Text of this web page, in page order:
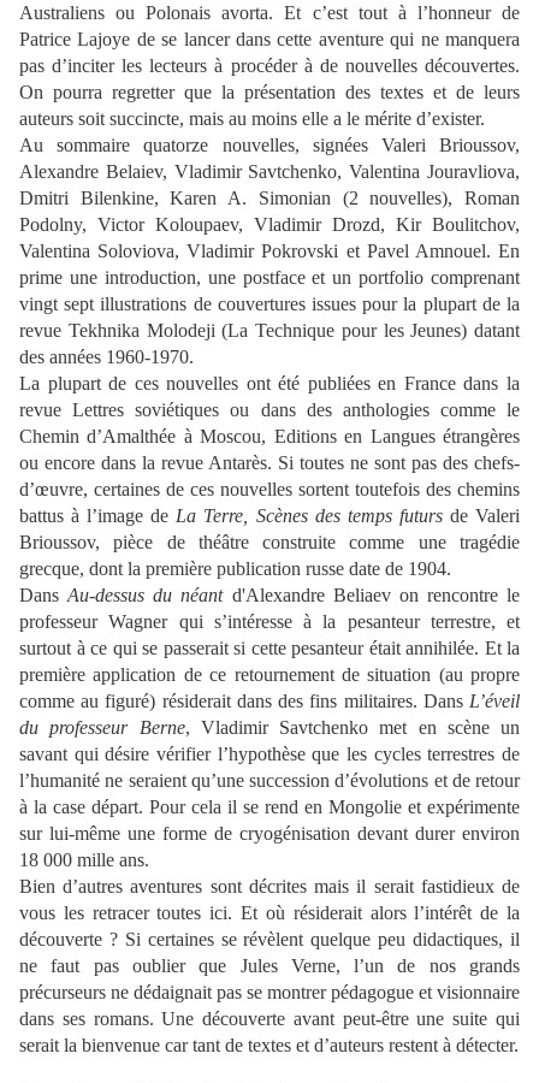
Australiens ou Polonais avorta. Et c’est tout à l’honneur de
Patrice Lajoye de se lancer dans cette aventure qui ne manquera
pas d’inciter les lecteurs à procéder à de nouvelles découvertes.
On pourra regretter que la présentation des textes et de leurs
auteurs soit succincte, mais au moins elle a le mérite d’exister.
Au sommaire quatorze nouvelles, signées Valeri Brioussov,
Alexandre Belaiev, Vladimir Savtchenko, Valentina Jouravliova,
Dmitri Bilenkine, Karen A. Simonian (2 nouvelles), Roman
Podolny, Victor Koloupaev, Vladimir Drozd, Kir Boulitchov,
Valentina Soloviova, Vladimir Pokrovski et Pavel Amnouel. En
prime une introduction, une postface et un portfolio comprenant
vingt sept illustrations de couvertures issues pour la plupart de la
revue Tekhnika Molodeji (La Technique pour les Jeunes) datant
des années 1960-1970.
La plupart de ces nouvelles ont été publiées en France dans la
revue Lettres soviétiques ou dans des anthologies comme le
Chemin d’Amalthée à Moscou, Editions en Langues étrangères
ou encore dans la revue Antarès. Si toutes ne sont pas des chefs-
d’œuvre, certaines de ces nouvelles sortent toutefois des chemins
battus à l’image de La Terre, Scènes des temps futursde Valeri
Brioussov, pièce de théâtre construite comme une tragédie
grecque, dont la première publication russe date de 1904.
DansAu-dessus du néantd'Alexandre Beliaev on rencontre le
professeur Wagner qui s’intéresse à la pesanteur terrestre, et
surtout à ce qui se passerait si cette pesanteur était annihilée. Et la
première application de ce retournement de situation (au propre
comme au figuré) résiderait dans des fins militaires. Dans L’éveil
du professeur Berne, Vladimir Savtchenko met en scène un
savant qui désire vérifier l’hypothèse que les cycles terrestres de
l’humanité ne seraient qu’une succession d’évolutions et de retour
à la case départ. Pour cela il se rend en Mongolie et expérimente
sur lui-même une forme de cryogénisation devant durer environ
18 000 mille ans.
Bien d’autres aventures sont décrites mais il serait fastidieux de
vous les retracer toutes ici. Et où résiderait alors l’intérêt de la
découverte ? Si certaines se révèlent quelque peu didactiques, il
ne faut pas oublier que Jules Verne, l’un de nos grands
précurseurs ne dédaignait pas se montrer pédagogue et visionnaire
dans ses romans. Une découverte avant peut-être une suite qui
serait la bienvenue car tant de textes et d’auteurs restent à détecter.